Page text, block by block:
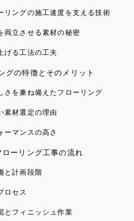
リングの施工速度を支える技術
両立させる素材の秘密
げる工法の工夫
グの特徴とそのメリット
さを兼ね備えたフローリング
素材選定の理由
ーマンスの高さ
ーリング工事の流れ
と計画段階
ロセス
とフィニッシュ作業